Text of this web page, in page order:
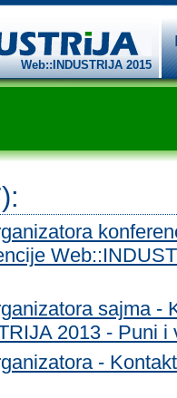
Web::INDUSTRIJA 2015
sajma -
2013 - Puni i
-